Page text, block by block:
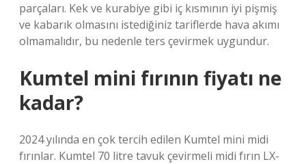
parçaları. Kek ve kurabiye gibi iç kısmının iyi pişmiş
ve kabarık olmasını istediğiniz tariflerde hava akımı
olmamalıdır, bu nedenle ters çevirmek uygundur.
Kumtel mini fırının fiyatı ne
kadar?
2024 yılında en çok tercih edilen Kumtel mini midi
fırınlar. Kumtel 70 litre tavuk çevirmeli midi fırın LX-